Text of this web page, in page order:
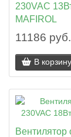
230VAC
MAFIROL
11186 руб.
В корзину
Вентилятор